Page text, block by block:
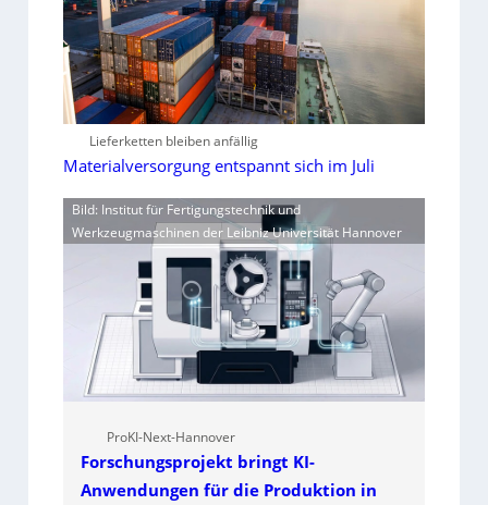
Lieferketten bleiben anfällig
Materialversorgung entspannt sich im Juli
Bild: Institut für Fertigungstechnik und
Werkzeugmaschinen der Leibniz Universität Hannover
ProKI-Next-Hannover
Forschungsprojekt bringt KI-
Anwendungen für die Produktion in